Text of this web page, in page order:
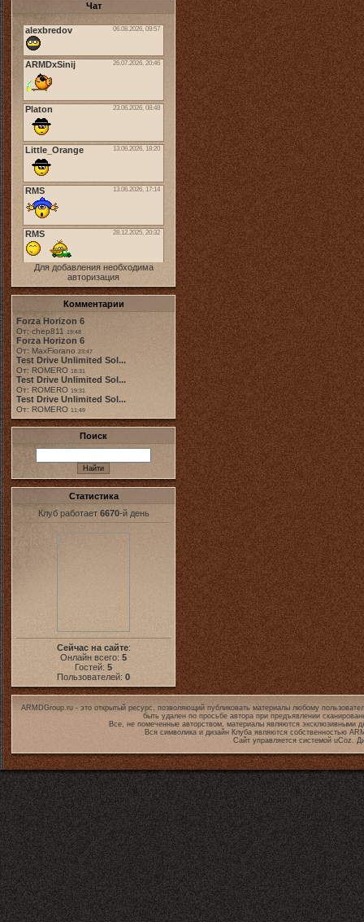
Чат
Для добавления необходима
авторизация
Комментарии
Forza Horizon 6
От: chep811 19:48
Forza Horizon 6
От: MaxFiorano 23:47
Test Drive Unlimited Sol...
От: ROMERO 18:31
Test Drive Unlimited Sol...
От: ROMERO 19:31
Test Drive Unlimited Sol...
От: ROMERO 11:49
Поиск
Статистика
Клуб работает 6670-й день
Сейчас на сайте:
Онлайн всего: 5
Гостей: 5
Пользователей: 0
ARMDGroup.ru - это открытый ресурс, позволяющий публиковать материалы любому
быть удален по просьбе автора при предъявлении
Все, не помеченные авторством, материалы являются эксклюзивными
Вся символика и дизайн Клуба являются собственностью
Сайт управляется системой uCoz.